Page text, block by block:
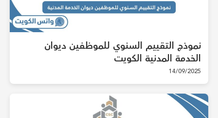
نموذج التقييم السنوي للموظفين ديوان
الخدمة المدنية الكويت
14/09/2025